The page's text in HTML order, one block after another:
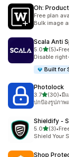
Oh:
Free plan
Bulk image
Scala Anti
5.0เต็ม 5 ดาว
(5)
ทั้งหมด 5 รีวิว
•
Disable
Built for
Photolock
3.7เต็ม 5 ดาว
(30)
ทั้งหมด 30 รีวิว
•มี
ปกป้องรูปภาพ
Shieldify ‑
5.0เต็ม 5 ดาว
(3)
ทั้งหมด 3 รีวิว
•
Shield Your
Shop